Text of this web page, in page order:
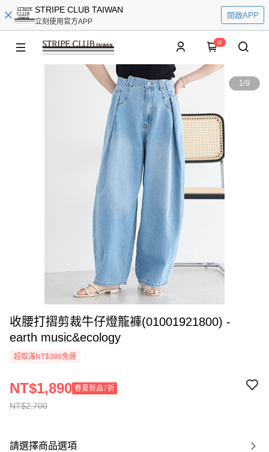
STRIPE CLUB TAIWAN
立刻使用官方APP
開啟APP
0
1/9
收腰打摺剪裁牛仔燈籠褲(01001921800) -
earth music&ecology
超取滿NT$388免運
NT$2,700
NT$1,890 春夏新品7折
請選擇商品選項